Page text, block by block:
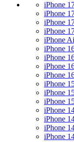
iPhone
iPhone
iPhone
iPhone
iPhone
iPhone
iPhone
iPhone
iPhone
iPhone
iPhone
iPhone
iPhone
iPhone
iPhone
iPhone